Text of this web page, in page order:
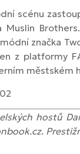
scénu
Muslin
značka
z platformy
městském
hostů